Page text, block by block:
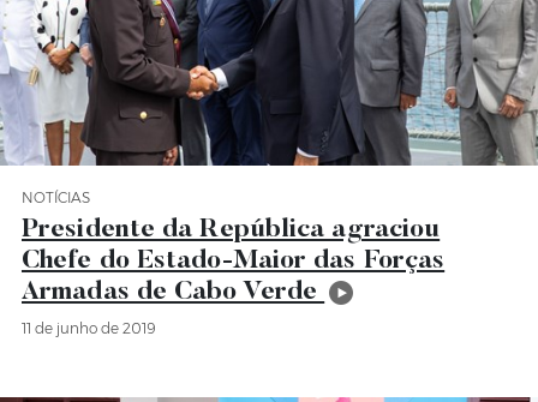
Categoria Notícias
NOTÍCIAS
Presidente da República agraciou
Chefe do Estado-Maior das Forças
Armadas de Cabo Verde
11 de junho de 2019